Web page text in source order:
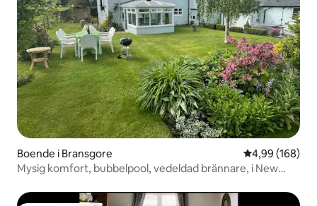
Boende i Bransgore 4,99 av 5 i
4,99 (168)
Mysig komfort, bubbelpool, vedeldad brännare, i New